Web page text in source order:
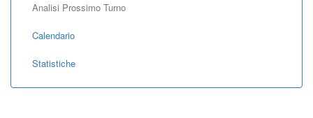
Analisi Prossimo Turno
Calendario
Statistiche